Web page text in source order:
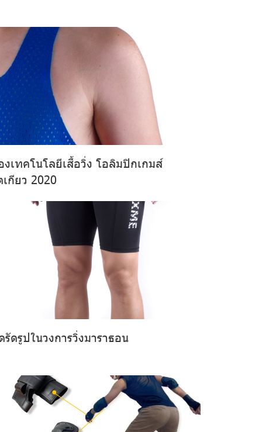
งเทคโนโลยีเสื้อวิ่ง โอลิมปิกเกมส์
เกียว 2020
รัดรูปในวงการวิ่งมาราธอน